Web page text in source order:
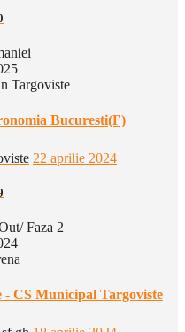
Targoviste
Bucuresti(F)
22 aprilie 2024
Faza 2
- CS Municipal Targoviste